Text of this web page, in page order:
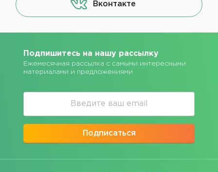
Вконтакте
Подпишитесь на нашу рассылку
Ежемесячная рассылка с самыми интересными
материалами и предложениями
Подписаться